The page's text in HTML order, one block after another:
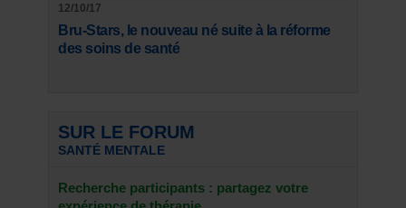
12/10/17
Bru-Stars, le nouveau né suite à la réforme
des soins de santé
SUR LE FORUM
SANTÉ MENTALE
Recherche participants : partagez votre